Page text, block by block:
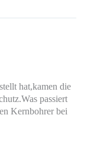
hat,kamen die
passiert
Kernbohrer bei